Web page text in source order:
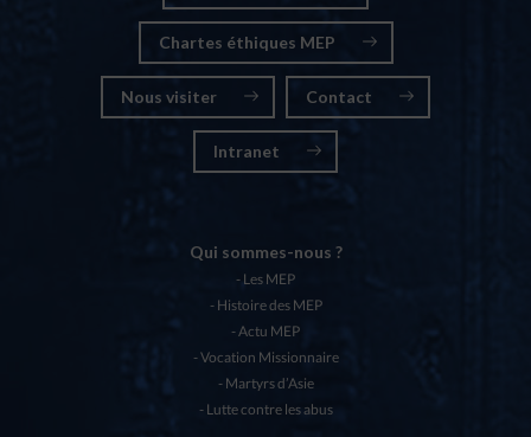
Chartes éthiques MEP
Nous visiter Contact
Intranet
Qui sommes-nous ?
Les MEP
Histoire des MEP
Actu MEP
Vocation Missionnaire
Martyrs d’Asie
Lutte contre les abus